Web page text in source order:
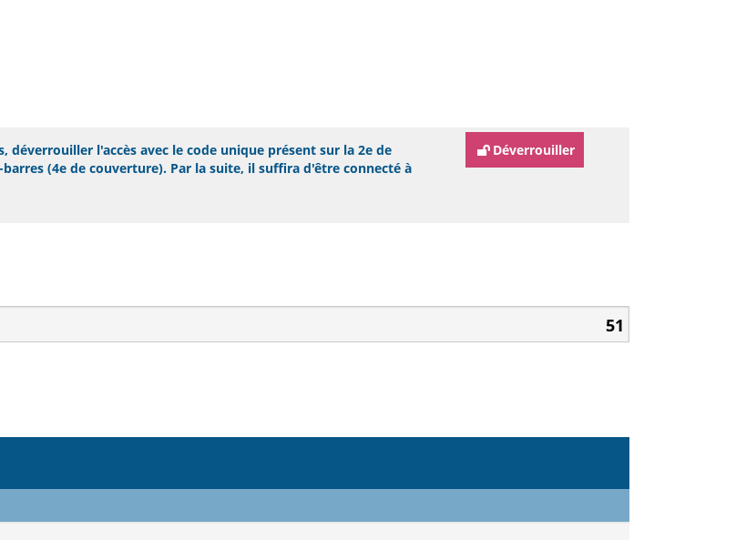
déverrouiller l'accès avec le code unique présent sur la 2e de
(4e de couverture). Par la suite, il suffira d'être connecté à
Déverrouiller
51